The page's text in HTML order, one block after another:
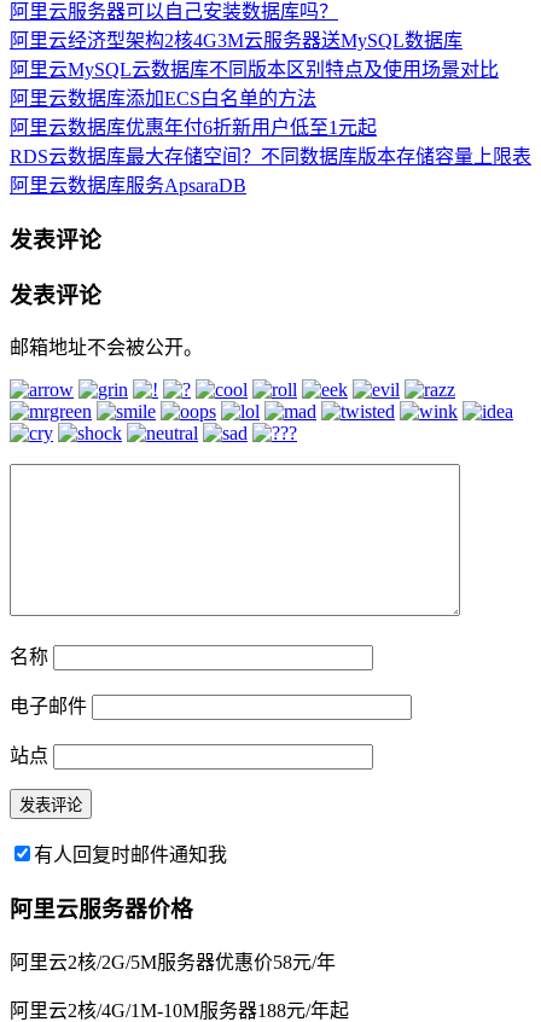
阿里云服务器可以自己安装数据库吗？
阿里云经济型架构2核4G3M云服务器送MySQL数据库
阿里云MySQL云数据库不同版本区别特点及使用场景对比
阿里云数据库添加ECS白名单的方法
阿里云数据库优惠年付6折新用户低至1元起
RDS云数据库最大存储空间？不同数据库版本存储容量上限表
阿里云数据库服务ApsaraDB
发表评论
发表评论
邮箱地址不会被公开。
名称
电子邮件
站点
有人回复时邮件通知我
阿里云服务器价格
阿里云2核/2G/5M服务器优惠价58元/年
阿里云2核/4G/1M-10M服务器188元/年起